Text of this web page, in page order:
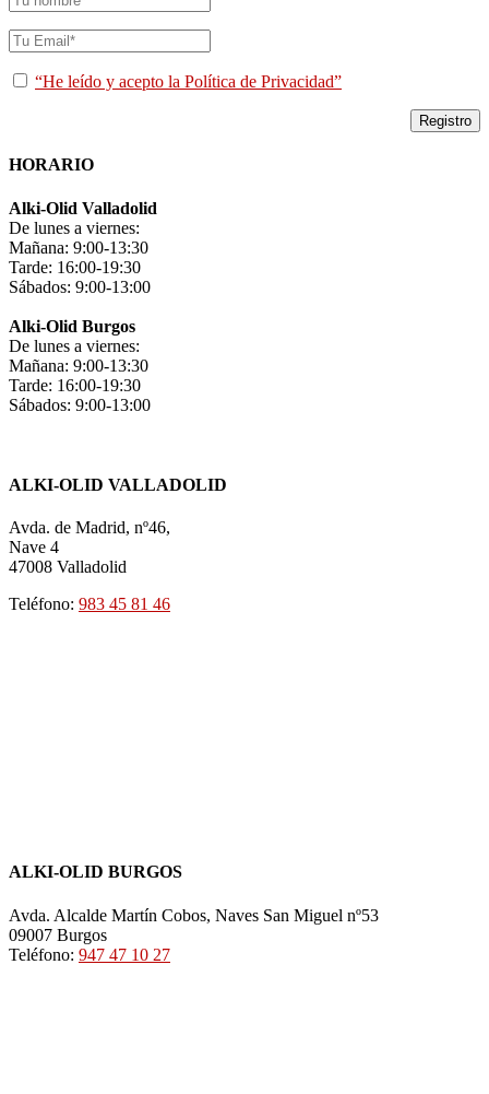
“He leído y acepto la Política de Privacidad”
HORARIO
Alki-Olid Valladolid
De lunes a viernes:
Mañana: 9:00-13:30
Tarde: 16:00-19:30
Sábados: 9:00-13:00
Alki-Olid Burgos
De lunes a viernes:
Mañana: 9:00-13:30
Tarde: 16:00-19:30
Sábados: 9:00-13:00
ALKI-OLID VALLADOLID
Avda. de Madrid, nº46,
Nave 4
47008 Valladolid
Teléfono: 983 45 81 46
ALKI-OLID BURGOS
Avda. Alcalde Martín Cobos, Naves San Miguel nº53
09007 Burgos
Teléfono: 947 47 10 27